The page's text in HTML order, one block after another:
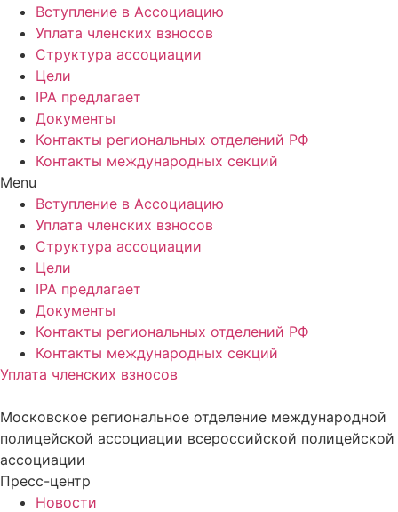
Вступление в Ассоциацию
Уплата членских взносов
Структура ассоциации
Цели
IPA предлагает
Документы
Контакты региональных отделений РФ
Контакты международных секций
Menu
Вступление в Ассоциацию
Уплата членских взносов
Структура ассоциации
Цели
IPA предлагает
Документы
Контакты региональных отделений РФ
Контакты международных секций
Уплата членских взносов
Московское региональное отделение международной
полицейской ассоциации всероссийской полицейской
ассоциации
Пресс-центр
Новости